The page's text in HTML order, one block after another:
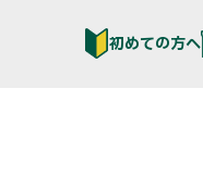
初めての方へ